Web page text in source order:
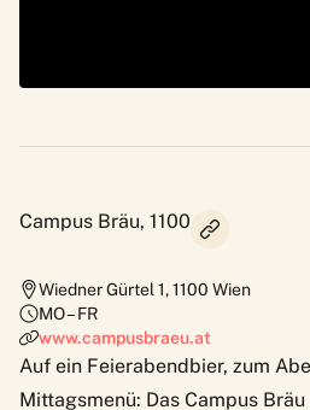
Campus Bräu, 1100
Wiedner Gürtel 1,1100 Wien
MO – FR
www.campusbraeu.at
Auf ein Feierabendbier, zum
Mittagsmenü: Das Campus Bräu